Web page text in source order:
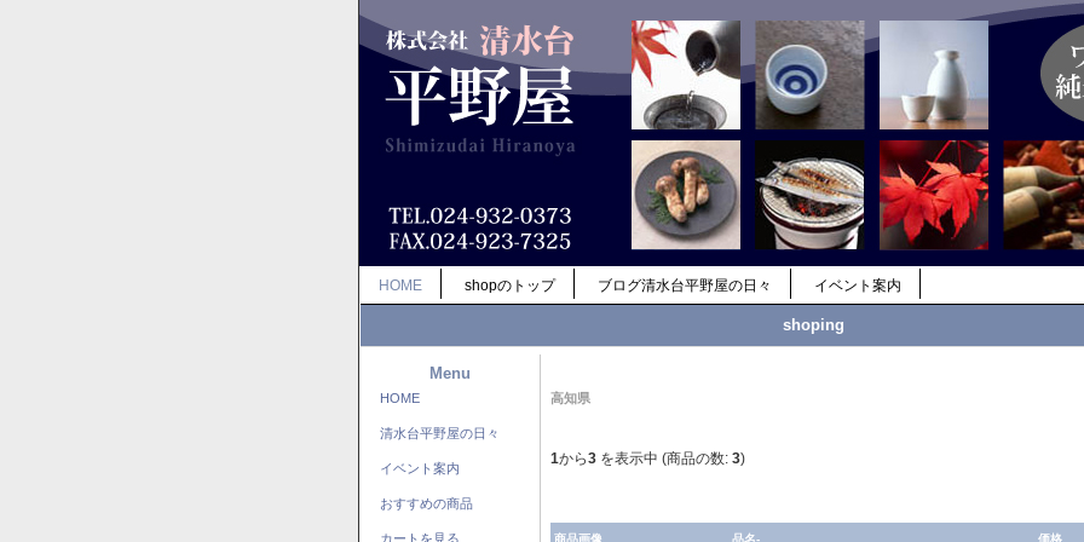
HOME shopのトップ ブログ清水台平野屋の日々 イベント案内
shoping
Menu
HOME
清水台平野屋の日々
イベント案内
おすすめの商品
カートを見る
高知県
1から3 を表示中 (商品の数: 3)
商品画像 品名- 価格